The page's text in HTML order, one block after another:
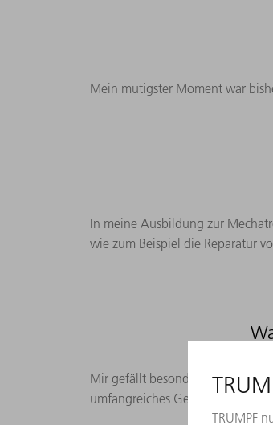
Mein mutigster Moment war
In meine Ausbildung zur
wie zum Beispiel die Reparatur
Mir gefällt besonders die hohe
umfangreiches Gebiet an